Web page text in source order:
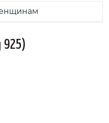
925)